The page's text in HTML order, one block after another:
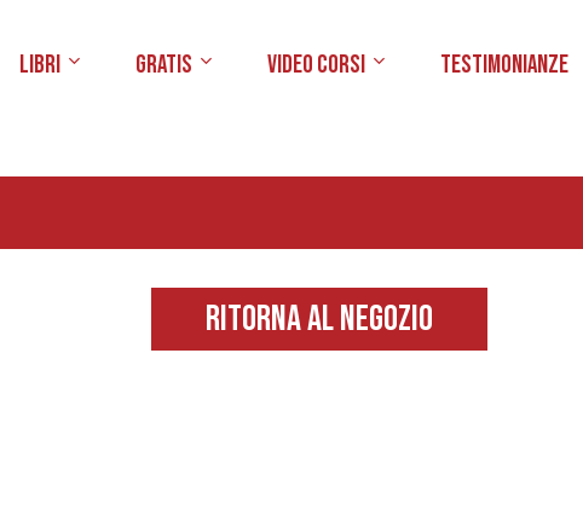
Libri Gratis Video Corsi Testimonianze
Ritorna Al Negozio